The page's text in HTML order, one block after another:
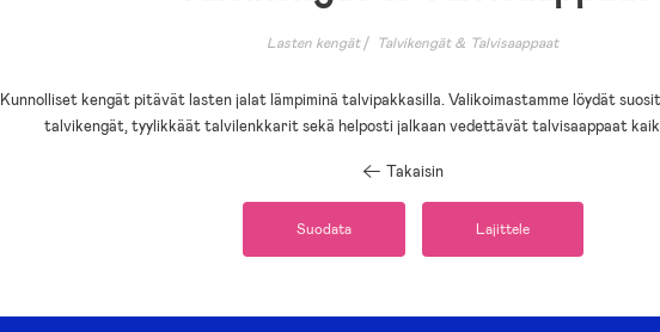
Lasten kengät Talvikengät & Talvisaappaat
Kunnolliset kengät pitävät lasten jalat lämpiminä talvipakkasilla. Valikoimastamme löydät
talvikengät, tyylikkäät talvilenkkarit sekä helposti jalkaan vedettävät talvisaappaat
Takaisin
Suodata Lajittele